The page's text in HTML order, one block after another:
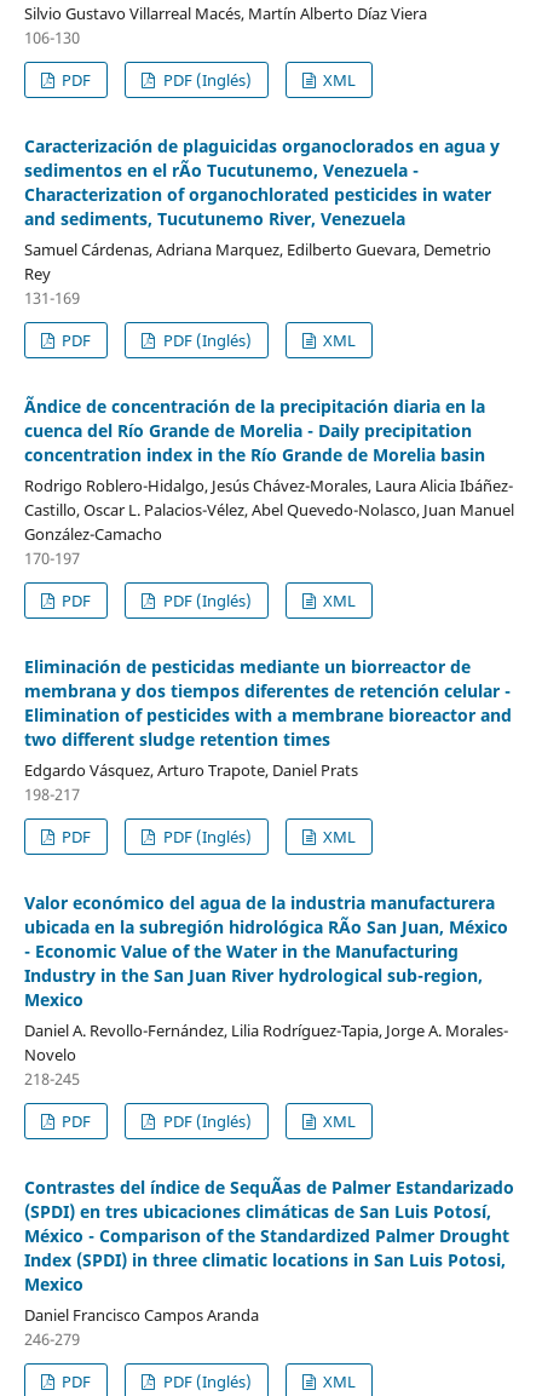
Silvio Gustavo Villarreal Macés, Martín Alberto Díaz Viera
106-130
PDF
PDF (Inglés) XML
Caracterización de plaguicidas organoclorados en agua y
sedimentos en el rÃ­o Tucutunemo, Venezuela -
Characterization of organochlorated pesticides in water
and sediments, Tucutunemo River, Venezuela
Samuel Cárdenas, Adriana Marquez, Edilberto Guevara, Demetrio
Rey
131-169
PDF
PDF (Inglés) XML
Ãndice de concentración de la precipitación diaria en la
cuenca del Río Grande de Morelia - Daily precipitation
concentration index in the Río Grande de Morelia basin
Rodrigo Roblero-Hidalgo, Jesús Chávez-Morales, Laura Alicia Ibáñez-
Castillo, Oscar L. Palacios-Vélez, Abel Quevedo-Nolasco, Juan Manuel
González-Camacho
170-197
PDF
PDF (Inglés) XML
Eliminación de pesticidas mediante un biorreactor de
membrana y dos tiempos diferentes de retención celular -
Elimination of pesticides with a membrane bioreactor and
two different sludge retention times
Edgardo Vásquez, Arturo Trapote, Daniel Prats
198-217
PDF
PDF (Inglés) XML
Valor económico del agua de la industria manufacturera
ubicada en la subregión hidrológica RÃ­o San Juan, México
- Economic Value of the Water in the Manufacturing
Industry in the San Juan River hydrological sub-region,
Mexico
Daniel A. Revollo-Fernández, Lilia Rodríguez-Tapia, Jorge A. Morales-
Novelo
218-245
PDF
PDF (Inglés) XML
Contrastes del índice de SequÃ­as de Palmer Estandarizado
(SPDI) en tres ubicaciones climáticas de San Luis Potosí,
México - Comparison of the Standardized Palmer Drought
Index (SPDI) in three climatic locations in San Luis Potosi,
Mexico
Daniel Francisco Campos Aranda
246-279
PDF
PDF (Inglés) XML